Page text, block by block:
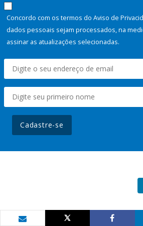
Concordo com os termos do Aviso de
dados pessoais sejam processados, na
assinar as atualizações selecionadas.
Cadastre-se